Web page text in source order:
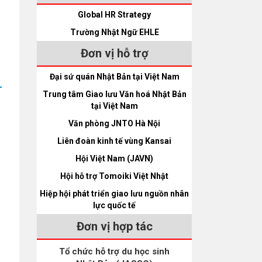
Global HR Strategy
Trường Nhật Ngữ EHLE
Đơn vị hỗ trợ
Đại sứ quán Nhật Bản tại Việt Nam
Trung tâm Giao lưu Văn hoá Nhật Bản
tại Việt Nam
Văn phòng JNTO Hà Nội
Liên đoàn kinh tế vùng Kansai
Hội Việt Nam (JAVN)
Hội hỗ trợ Tomoiki Việt Nhật
Hiệp hội phát triển giao lưu nguồn nhân
lực quốc tế
Đơn vị hợp tác
Tổ chức hỗ trợ du học sinh